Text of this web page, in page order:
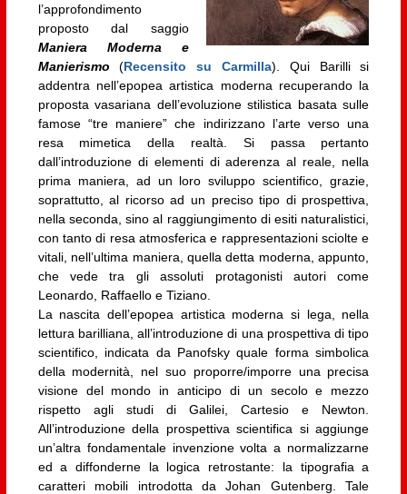
l’approfondimento
proposto dal saggio
Maniera Moderna e
Manierismo (Recensito su Carmilla). Qui Barilli si
addentra nell’epopea artistica moderna recuperando la
proposta vasariana dell’evoluzione stilistica basata sulle
famose “tre maniere” che indirizzano l’arte verso una
resa mimetica della realtà. Si passa pertanto
dall’introduzione di elementi di aderenza al reale, nella
prima maniera, ad un loro sviluppo scientifico, grazie,
soprattutto, al ricorso ad un preciso tipo di prospettiva,
nella seconda, sino al raggiungimento di esiti naturalistici,
con tanto di resa atmosferica e rappresentazioni sciolte e
vitali, nell’ultima maniera, quella detta moderna, appunto,
che vede tra gli assoluti protagonisti autori come
Leonardo, Raffaello e Tiziano.
La nascita dell’epopea artistica moderna si lega, nella
lettura barilliana, all’introduzione di una prospettiva di tipo
scientifico, indicata da Panofsky quale forma simbolica
della modernità, nel suo proporre/imporre una precisa
visione del mondo in anticipo di un secolo e mezzo
rispetto agli studi di Galilei, Cartesio e Newton.
All’introduzione della prospettiva scientifica si aggiunge
un’altra fondamentale invenzione volta a normalizzarne
ed a diffonderne la logica retrostante: la tipografia a
caratteri mobili introdotta da Johan Gutenberg. Tale